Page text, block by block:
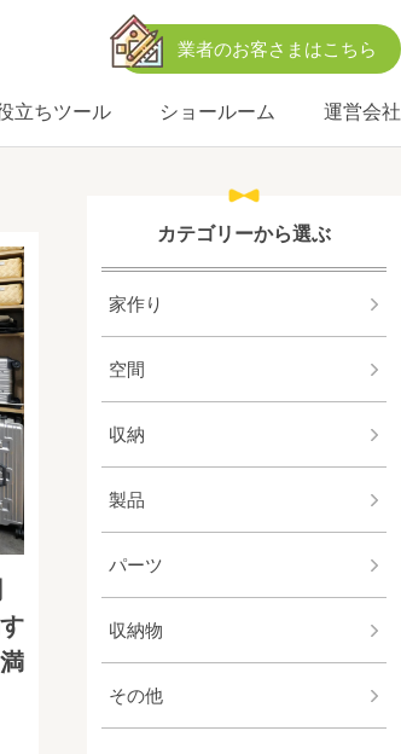
業者のお客さまはこちら
立ちツール ショールーム 運営会社
カテゴリーから選ぶ
家作り
空間
収納
製品
パーツ
収納物
その他